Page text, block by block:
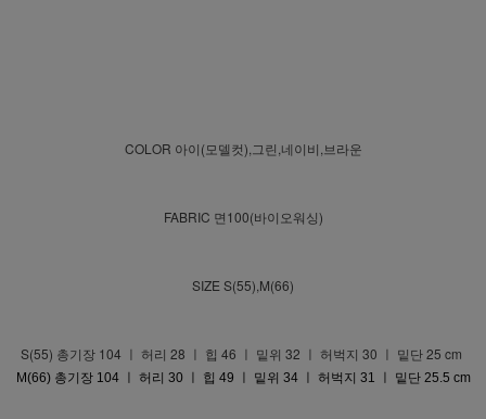
COLOR 아이(모델컷),그린,네이비,브라운
FABRIC 면100(바이오워싱)
SIZE S(55),M(66)
S(55) 총기장 104 ㅣ 허리 28 ㅣ 힙 46 ㅣ 밑위 32 ㅣ 허벅지 30 ㅣ 밑단 25 cm
M(66) 총기장 104 ㅣ 허리 30 ㅣ 힙 49 ㅣ 밑위 34 ㅣ 허벅지 31 ㅣ 밑단 25.5 cm